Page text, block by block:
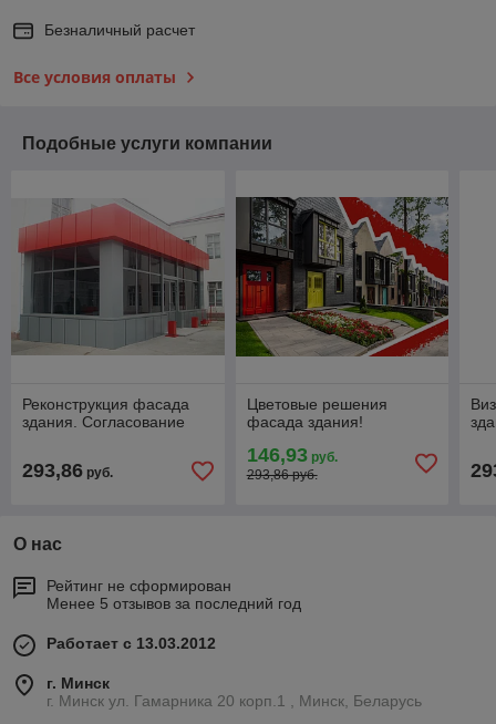
Безналичный расчет
Все условия оплаты
Подобные услуги компании
Реконструкция фасада
здания. Согласование
293,86 руб.
Цветовые решения
фасада здания!
146,93руб.
293,86 руб.
О нас
Рейтинг не сформирован
Менее 5 отзывов за последний год
Работает с 13.03.2012
г. Минск
г. Минск ул. Гамарника 20 корп.1 , Минск, Беларусь